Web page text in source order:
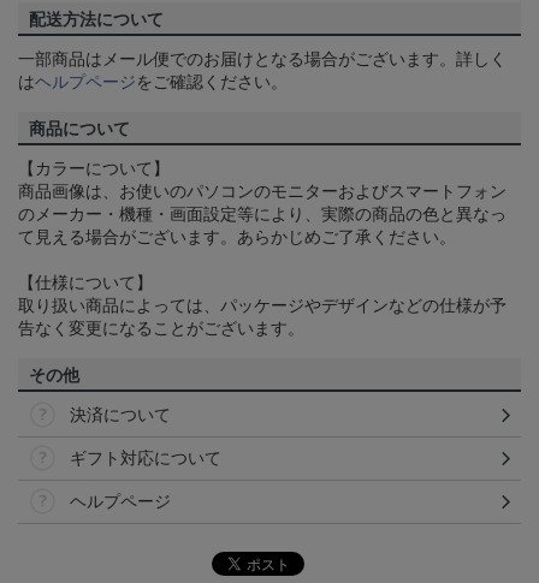
配送方法について
一部商品はメール便でのお届けとなる場合がございます。詳しく
はヘルプページをご確認ください。
商品について
【カラーについて】
商品画像は、お使いのパソコンのモニターおよびスマートフォン
のメーカー・機種・画面設定等により、実際の商品の色と異なっ
て見える場合がございます。あらかじめご了承ください。
【仕様について】
取り扱い商品によっては、パッケージやデザインなどの仕様が予
告なく変更になることがございます。
その他
決済について
ギフト対応について
ヘルプページ